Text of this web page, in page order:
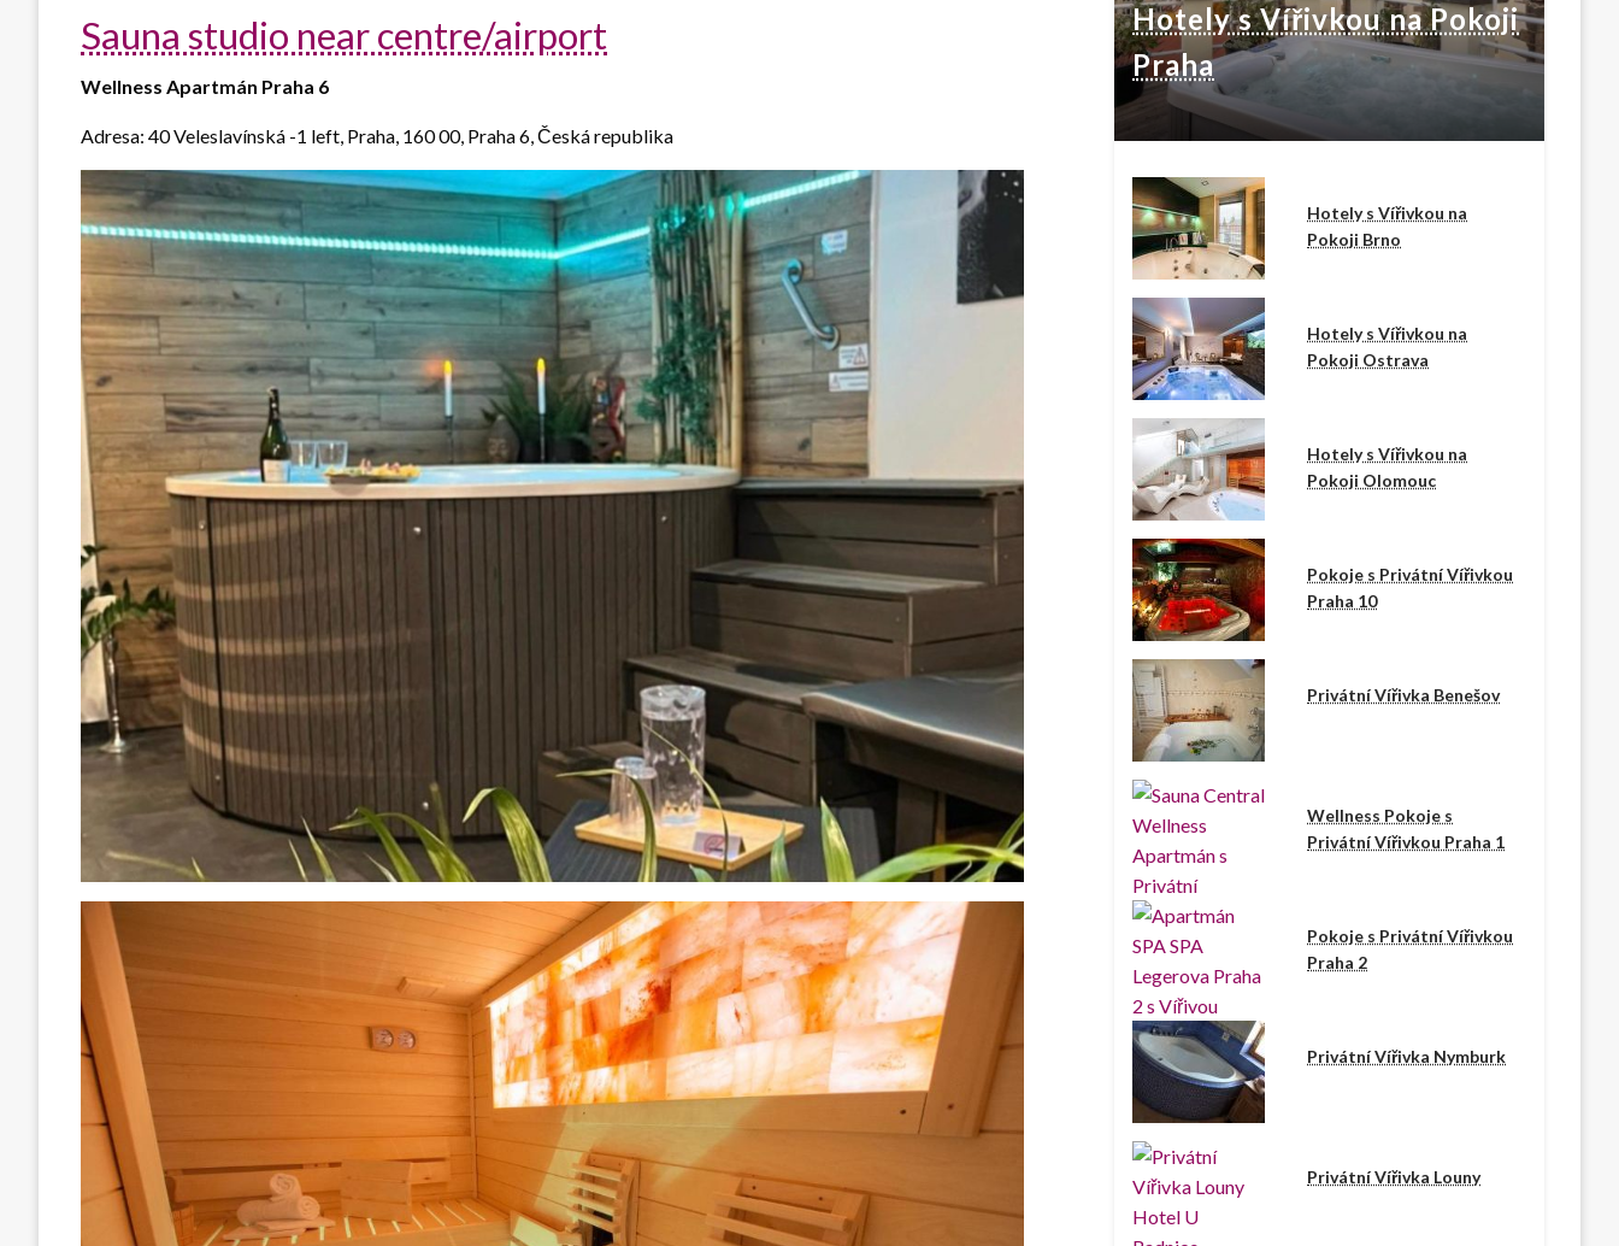
Sauna studio near centre/airport
Wellness Apartmán Praha 6
Adresa: 40 Veleslavínská -1 left, Praha, 160 00, Praha 6, Česká republika
Hotely s Vířivkou na Pokoji
Praha
Hotely s Vířivkou na
Pokoji Brno
Hotely s Vířivkou na
Pokoji Ostrava
Hotely s Vířivkou na
Pokoji Olomouc
Pokoje s Privátní Vířivkou
Praha 10
Privátní Vířivka Benešov
Wellness Pokoje s
Privátní Vířivkou Praha 1
Pokoje s Privátní Vířivkou
Praha 2
Privátní Vířivka Nymburk
Privátní Vířivka Louny